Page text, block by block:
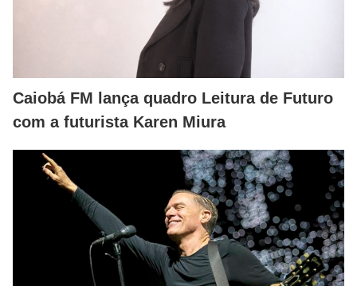
Caiobá FM lança quadro Leitura de Futuro
com a futurista Karen Miura